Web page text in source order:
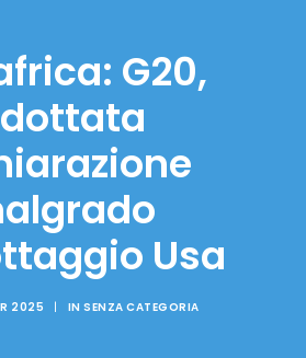
G20,
Usa
2025 | INSENZA CATEGORIA